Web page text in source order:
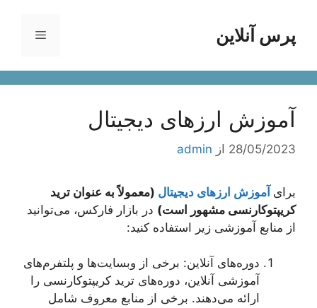
محتواپرس آنلاین فهرست
آموزش ارزهای دیجیتال
28/05/2023 از admin
برای آموزش ارزهای دیجیتال (معمولاً به عنوان ترید
کریپتوکارنسی مشهور است) در بازار فارکس، می‌توانید
از منابع آموزشی زیر استفاده کنید:
دوره‌های آنلاین: برخی از وبسایت‌ها و پلتفرم‌های
آموزشی آنلاین، دوره‌های ترید کریپتوکارنسی را
ارائه می‌دهند. برخی از منابع معروف شامل